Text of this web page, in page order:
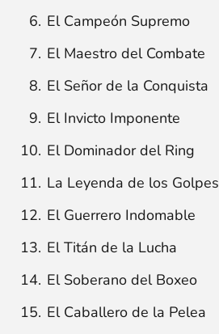
El Campeón Supremo
El Maestro del Combate
El Señor de la Conquista
El Invicto Imponente
El Dominador del Ring
La Leyenda de los Golpes
El Guerrero Indomable
El Titán de la Lucha
El Soberano del Boxeo
El Caballero de la Pelea